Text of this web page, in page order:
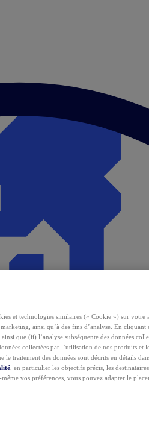
et technologies similaires (« Cookie ») sur votre
ainsi qu’à des fins d’analyse. En cliquant
que (ii) l’analyse subséquente des données
collectées par l’utilisation de nos produits et
le traitement des données sont décrits en détails
, en particulier les objectifs précis, les
vos préférences, vous pouvez adapter le